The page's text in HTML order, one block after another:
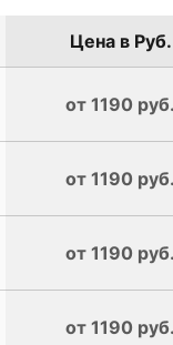
Цена в Руб.
от 1190 руб.
от 1190 руб.
от 1190 руб.
от 1190 руб.